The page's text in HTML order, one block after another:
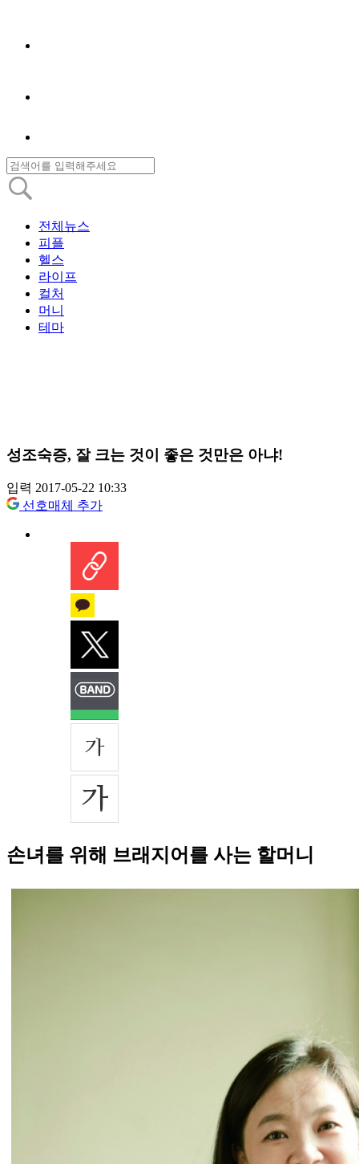
전체뉴스
피플
헬스
라이프
컬처
머니
테마
성조숙증, 잘 크는 것이 좋은 것만은 아냐!
입력 2017-05-22 10:33
선호매체 추가
손녀를 위해 브래지어를 사는 할머니